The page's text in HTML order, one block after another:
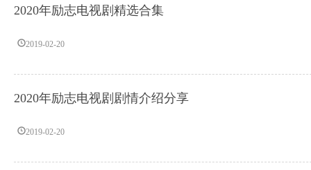
2020年励志电视剧精选合集
2019-02-20
2020年励志电视剧剧情介绍分享
2019-02-20